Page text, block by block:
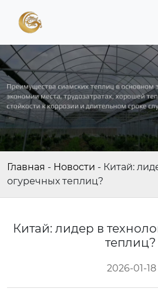
Главная - Новости - Китай:
огуречных теплиц?
Китай: лидер в
теплиц?
2026-01-18